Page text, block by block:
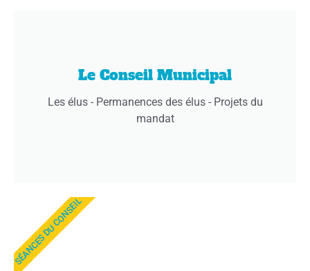
Le Conseil Municipal
Les élus - Permanences des élus - Projets du
mandat
SÉANCES DU CONSEIL